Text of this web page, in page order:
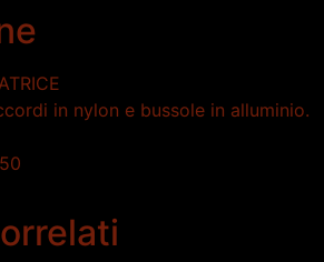
in nylon e bussole in alluminio.